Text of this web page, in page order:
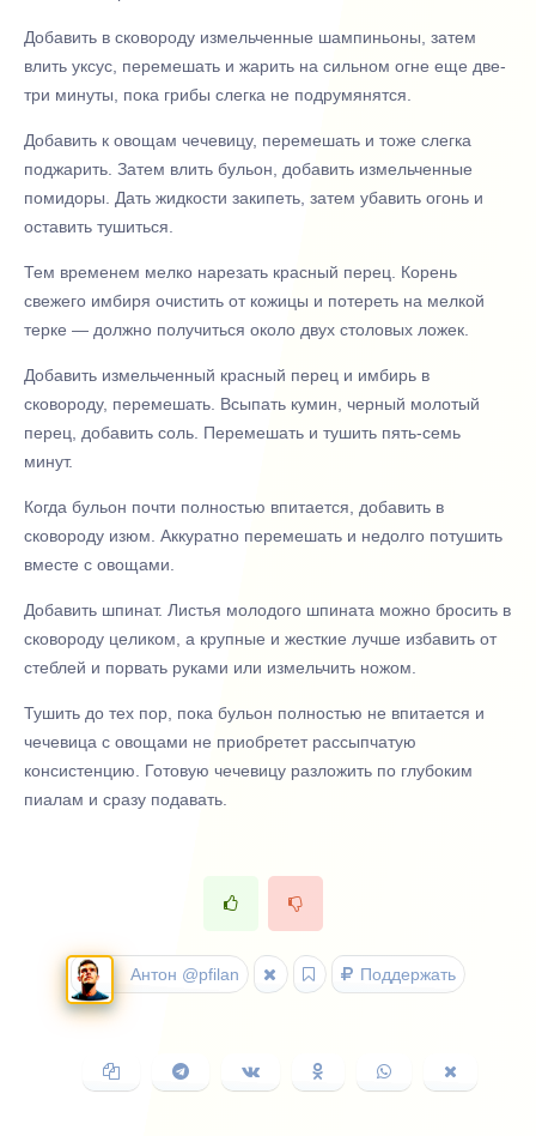
Добавить в сковороду измельченные шампиньоны, затем
влить уксус, перемешать и жарить на сильном огне еще две-
три минуты, пока грибы слегка не подрумянятся.
Добавить к овощам чечевицу, перемешать и тоже слегка
поджарить. Затем влить бульон, добавить измельченные
помидоры. Дать жидкости закипеть, затем убавить огонь и
оставить тушиться.
Тем временем мелко нарезать красный перец. Корень
свежего имбиря очистить от кожицы и потереть на мелкой
терке — должно получиться около двух столовых ложек.
Добавить измельченный красный перец и имбирь в
сковороду, перемешать. Всыпать кумин, черный молотый
перец, добавить соль. Перемешать и тушить пять-семь
минут.
Когда бульон почти полностью впитается, добавить в
сковороду изюм. Аккуратно перемешать и недолго потушить
вместе с овощами.
Добавить шпинат. Листья молодого шпината можно бросить в
сковороду целиком, а крупные и жесткие лучше избавить от
стеблей и порвать руками или измельчить ножом.
Тушить до тех пор, пока бульон полностью не впитается и
чечевица с овощами не приобретет рассыпчатую
консистенцию. Готовую чечевицу разложить по глубоким
пиалам и сразу подавать.
Антон @pfilan Поддержать
Копировать
ссылку
Поделиться
в
Поделиться
ВКонтакте
Поделиться
в
Поделиться
в
в